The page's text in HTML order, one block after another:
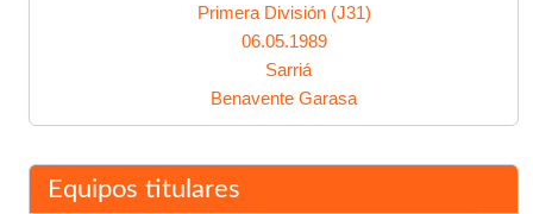
Primera División (J31)
06.05.1989
Sarriá
Benavente Garasa
Equipos titulares